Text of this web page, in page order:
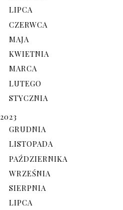
LIPCA
CZERWCA
MAJA
KWIETNIA
MARCA
LUTEGO
STYCZNIA
2023
GRUDNIA
LISTOPADA
PAŹDZIERNIKA
WRZEŚNIA
SIERPNIA
LIPCA